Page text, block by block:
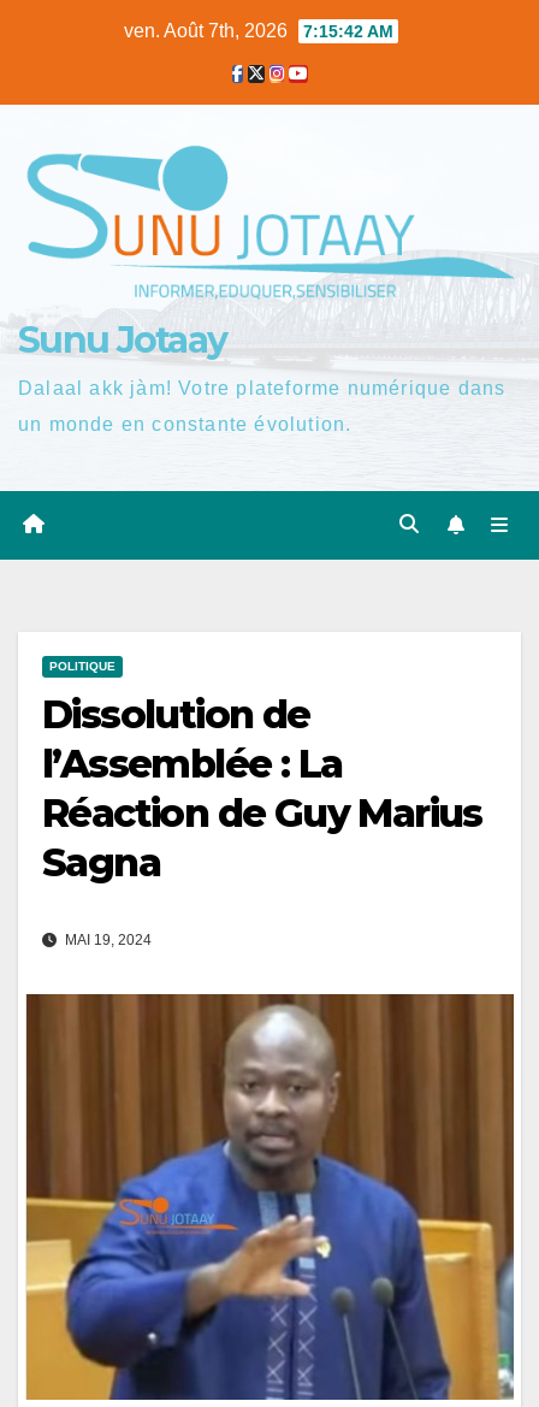
ven. Août 7th, 2026 7:15:43 AM
Sunu Jotaay
Dalaal akk jàm! Votre plateforme numérique dans
un monde en constante évolution.
POLITIQUE
Dissolution de
l’Assemblée : La
Réaction de Guy Marius
Sagna
MAI 19, 2024